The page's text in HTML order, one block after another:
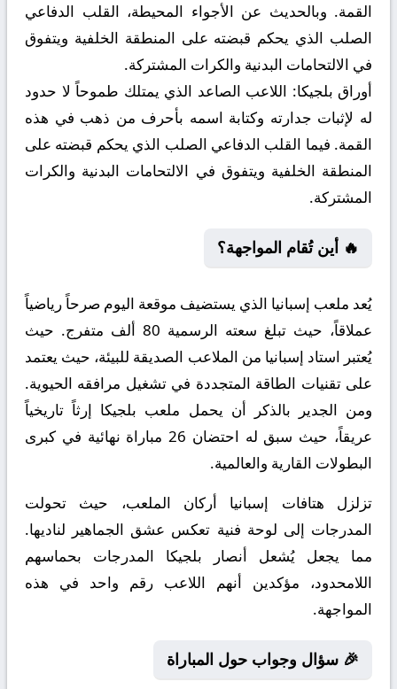
القمة. وبالحديث عن الأجواء المحيطة، القلب الدفاعي
الصلب الذي يحكم قبضته على المنطقة الخلفية ويتفوق
في الالتحامات البدنية والكرات المشتركة.
أوراق بلجيكا: اللاعب الصاعد الذي يمتلك طموحاً لا حدود
له لإثبات جدارته وكتابة اسمه بأحرف من ذهب في هذه
القمة. فيما القلب الدفاعي الصلب الذي يحكم قبضته على
المنطقة الخلفية ويتفوق في الالتحامات البدنية والكرات
المشتركة.
🔥 أين تُقام المواجهة؟
يُعد ملعب إسبانيا الذي يستضيف موقعة اليوم صرحاً رياضياً
عملاقاً، حيث تبلغ سعته الرسمية 80 ألف متفرج. حيث
يُعتبر استاد إسبانيا من الملاعب الصديقة للبيئة، حيث يعتمد
على تقنيات الطاقة المتجددة في تشغيل مرافقه الحيوية.
ومن الجدير بالذكر أن يحمل ملعب بلجيكا إرثاً تاريخياً
عريقاً، حيث سبق له احتضان 26 مباراة نهائية في كبرى
البطولات القارية والعالمية.
تزلزل هتافات إسبانيا أركان الملعب، حيث تحولت
المدرجات إلى لوحة فنية تعكس عشق الجماهير لناديها.
مما يجعل يُشعل أنصار بلجيكا المدرجات بحماسهم
اللامحدود، مؤكدين أنهم اللاعب رقم واحد في هذه
المواجهة.
🎉 سؤال وجواب حول المباراة